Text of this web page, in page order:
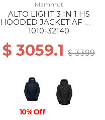
Mammut
ALTO LIGHT 3 IN 1 HS
HOODED JACKET AF WS
50642 MARINE-SILVER
1010-32140
$ 3059.1 $ 3399
10% Off